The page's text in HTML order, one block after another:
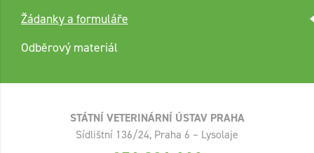
Žádanky a formuláře
Odběrový materiál
STÁTNÍ VETERINÁRNÍ ÚSTAV PRAHA
Sídlištní 136/24, Praha 6 – Lysolaje